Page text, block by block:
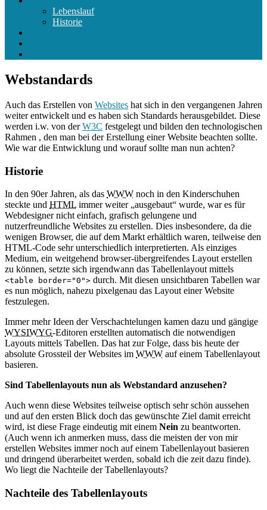
Lebenslauf
Historie
Webstandards
Auch das Erstellen von Websites hat sich in den vergangenen Jahren
weiter entwickelt und es haben sich Standards herausgebildet. Diese
werden i.w. von derW3C festgelegt und bilden den technologischen
Rahmen , den man bei der Erstellung einer Website beachten sollte.
Wie war die Entwicklung und worauf sollte man nun achten?
Historie
In den 90er Jahren, als das WWW noch in den Kinderschuhen
steckte und HTML immer weiter „ausgebaut“ wurde, war es für
Webdesigner nicht einfach, grafisch gelungene und
nutzerfreundliche Websites zu erstellen. Dies insbesondere, da die
wenigen Browser, die auf dem Markt erhältlich waren, teilweise den
HTML-Code sehr unterschiedlich interpretierten. Als einziges
Medium, ein weitgehend browser-übergreifendes Layout erstellen
zu können, setzte sich irgendwann das Tabellenlayout mittels
<table border="0"> durch. Mit diesen unsichtbaren Tabellen war
es nun möglich, nahezu pixelgenau das Layout einer Website
festzulegen.
Immer mehr Ideen der Verschachtelungen kamen dazu und gängige
WYSIWYG-Editoren erstellten automatisch die notwendigen
Layouts mittels Tabellen. Das hat zur Folge, dass bis heute der
absolute Grossteil der Websites im WWW auf einem Tabellenlayout
basieren.
Sind Tabellenlayouts nun als Webstandard anzusehen?
Auch wenn diese Websites teilweise optisch sehr schön aussehen
und auf den ersten Blick doch das gewünschte Ziel damit erreicht
wird, ist diese Frage eindeutig mit einem Nein zu beantworten.
(Auch wenn ich anmerken muss, dass die meisten der von mir
erstellen Websites immer noch auf einem Tabellenlayout basieren
und dringend überarbeitet werden, sobald ich die zeit dazu finde).
Wo liegt die Nachteile der Tabellenlayouts?
Nachteile des Tabellenlayouts